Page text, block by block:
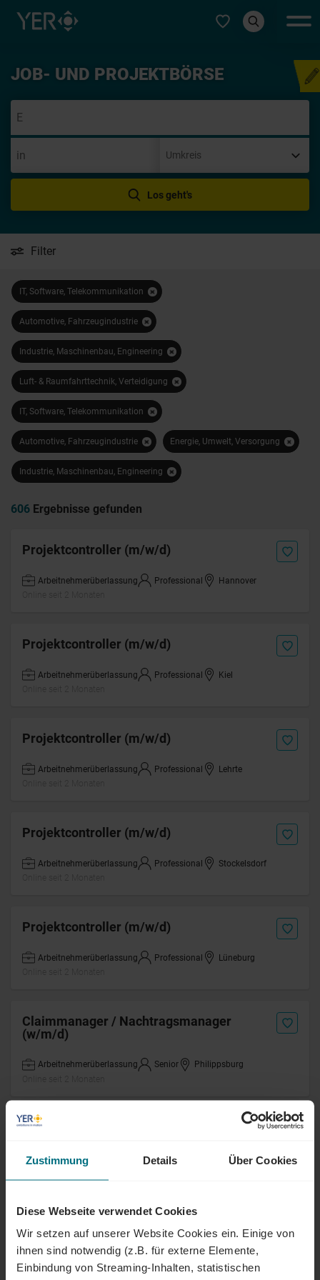
Zustimmung Details Über Cookies
Diese Webseite verwendet Cookies
Wir setzen auf unserer Website Cookies ein. Einige von
ihnen sind notwendig (z.B. für externe Elemente,
Einbindung von Streaming-Inhalten, statistischen
Typ auswählen
JOB- UND PROJEKTBÖRSE
Los geht's
Filter
IT, Software, Telekommunikation
Automotive, Fahrzeugindustrie
Industrie, Maschinenbau, Engineering
Luft- & Raumfahrttechnik, Verteidigung
IT, Software, Telekommunikation
Automotive, Fahrzeugindustrie Energie, Umwelt, Versorgung
Industrie, Maschinenbau, Engineering
606 Ergebnisse gefunden
Projektcontroller (m/w/d)
Arbeitnehmerüberlassung Professional
Hannover
Projektcontroller (m/w/d)
Arbeitnehmerüberlassung Professional
Kiel
Projektcontroller (m/w/d)
Arbeitnehmerüberlassung Professional
Lehrte
Projektcontroller (m/w/d)
Arbeitnehmerüberlassung Professional
Stockelsdorf
Projektcontroller (m/w/d)
Arbeitnehmerüberlassung Professional
Lüneburg
Claimmanager / Nachtragsmanager
(w/m/d)
Arbeitnehmerüberlassung Senior
Philippsburg
Project Lead IT-Migration (m/w/d) Linux &
Applikationsmanager
Partnerfirmenmanagement (m/w/d)